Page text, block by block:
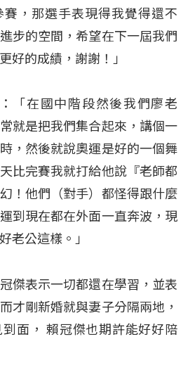
，那選手表現得我覺得還不
步的空間，希望在下一屆我們
好的成績，謝謝！」
「在國中階段然後我們廖老
就是把我們集合起來，講個一
，然後就說奧運是好的一個舞
比完賽我就打給他說『老師都
！他們（對手）都怪得跟什麼
到現在都在外面一直奔波，現
老公這樣。」
傑表示一切都還在學習，並表
才剛新婚就與妻子分隔兩地，
面， 賴冠傑也期許能好好陪